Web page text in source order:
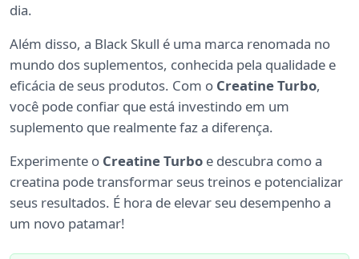
dia.
Além disso, a Black Skull é uma marca renomada no
mundo dos suplementos, conhecida pela qualidade e
eficácia de seus produtos. Com o Creatine Turbo,
você pode confiar que está investindo em um
suplemento que realmente faz a diferença.
Experimente o Creatine Turbo e descubra como a
creatina pode transformar seus treinos e potencializar
seus resultados. É hora de elevar seu desempenho a
um novo patamar!